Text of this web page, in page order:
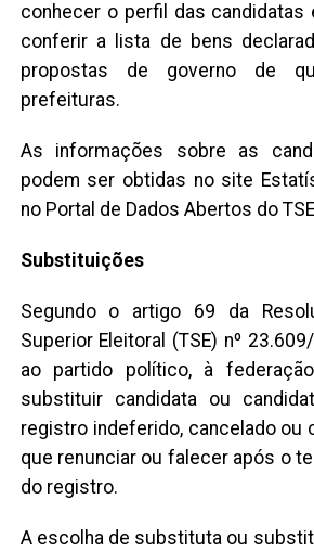
conhecer o perfil das candidatas
conferir a lista de bens
propostas de governo de
prefeituras.
As informações sobre as
podem ser obtidas no site
no Portal de Dados Abertos do
Substituições
Segundo o artigo 69 da
Superior Eleitoral (TSE) nº
ao partido político, à
substituir candidata ou
registro indeferido, cancelado ou
que renunciar ou falecer após o
do registro.
A escolha de substituta ou